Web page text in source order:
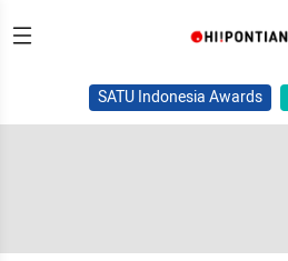
SATU Indonesia Awards